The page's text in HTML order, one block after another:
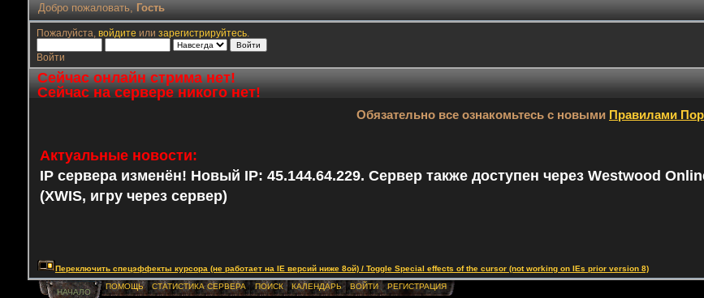
Добро пожаловать, Гость
Пожалуйста, войдите или зарегистрируйтесь.
Войти
Сейчас онлайн стрима нет!
Сейчас на сервере никого нет!
Обязательно все ознакомьтесь с новыми Правилами
Актуальные новости:
IP сервера изменён! Новый IP: 45.144.64.229. Сервер также доступен через Westwood
(XWIS, игру через сервер)
Переключить спецэффекты курсора (не работает на IE версий ниже 8ой) / Toggle Special effects of the cursor (not working on IEs prior version 8)
НАЧАЛО
ПОМОЩЬ СТАТИСТИКА СЕРВЕРА ПОИСК КАЛЕНДАРЬ ВОЙТИ РЕГИСТРАЦИЯ